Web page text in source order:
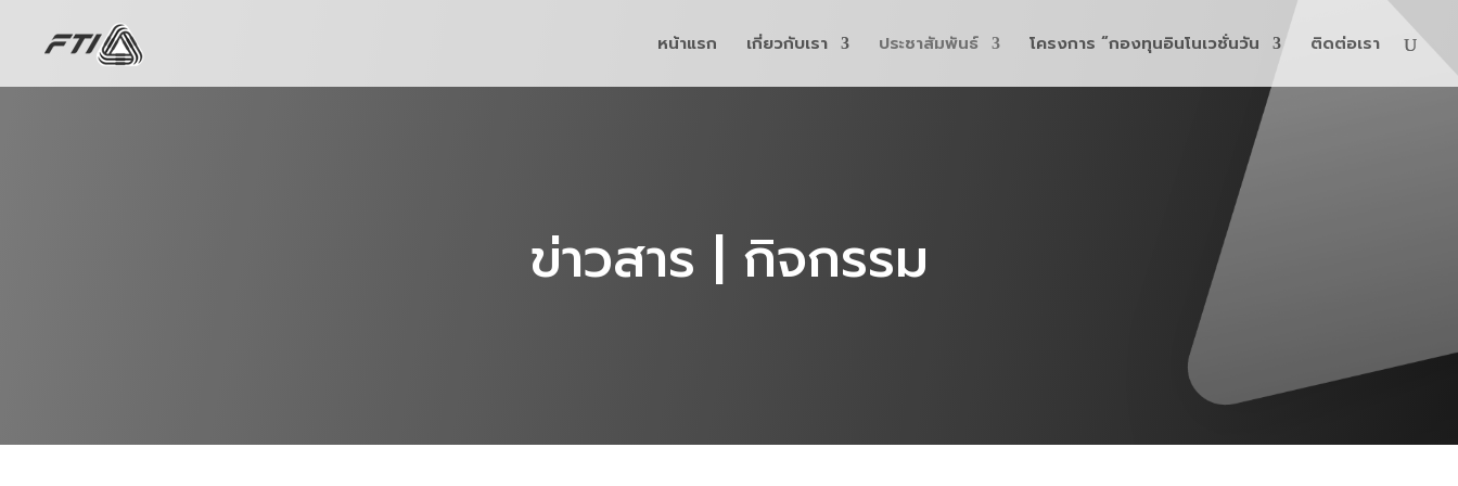
หน้าแรก เกี่ยวกับเรา ประชาสัมพันธ์ โครงการ “กองทุนอินโนเวชั่นวัน ติดต่อเรา
ข่าวสาร | กิจกรรม